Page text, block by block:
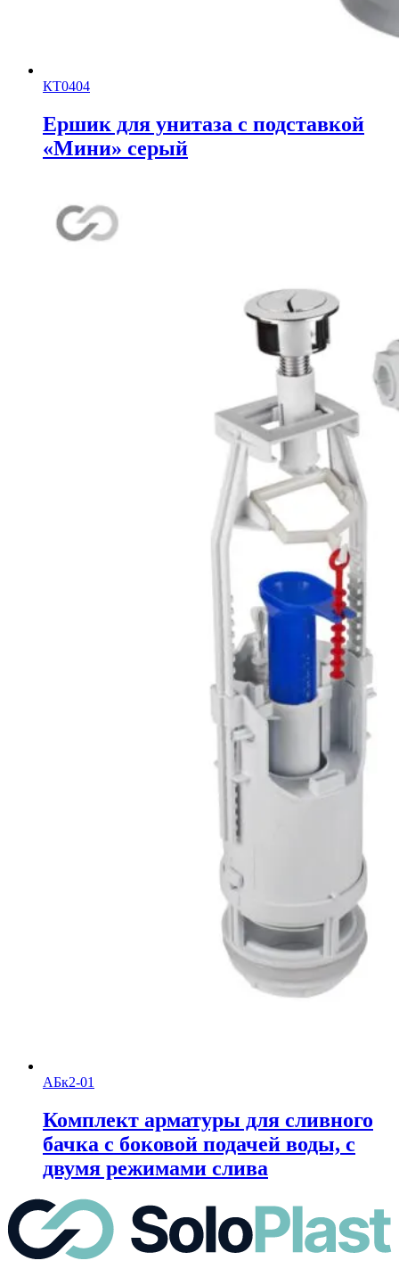
КТ0404
Ершик для унитаза с подставкой
«Мини» серый
АБк2-01
Комплект арматуры для сливного
бачка с боковой подачей воды, с
двумя режимами слива